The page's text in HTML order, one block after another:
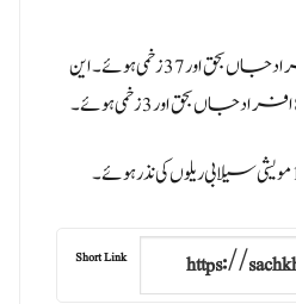
رپورٹ کے مطابق بلوچستان میں 22 افراد جاں بحق اور 5 زخمی ہوئے، گلگت بلتستان میں 34 افراد جاں بحق اور 37 زخمی ہوئے۔ این
Short Link